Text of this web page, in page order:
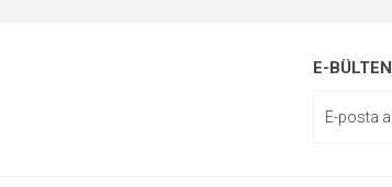
E-BÜLTEN